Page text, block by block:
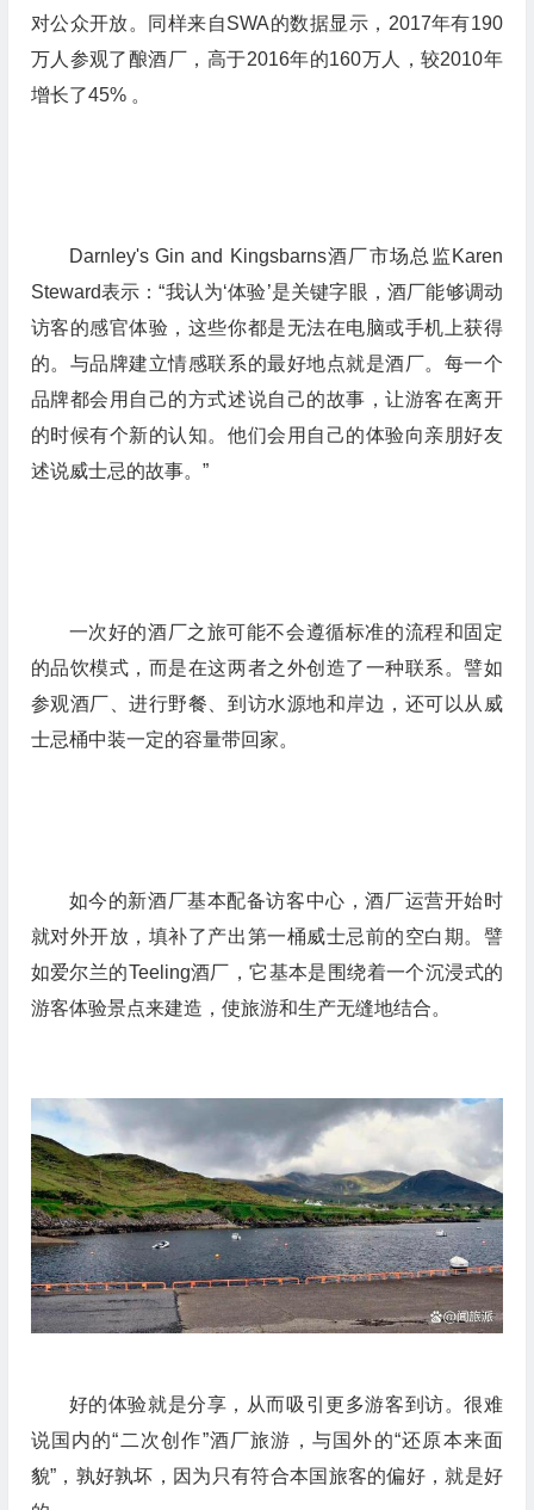
对公众开放。同样来自SWA的数据显示，2017年有190
万人参观了酿酒厂，高于2016年的160万人，较2010年
增长了45% 。
Darnley's Gin and Kingsbarns酒厂市场总监Karen
Steward表示：“我认为‘体验’是关键字眼，酒厂能够调动
访客的感官体验，这些你都是无法在电脑或手机上获得
的。与品牌建立情感联系的最好地点就是酒厂。每一个
品牌都会用自己的方式述说自己的故事，让游客在离开
的时候有个新的认知。他们会用自己的体验向亲朋好友
述说威士忌的故事。”
一次好的酒厂之旅可能不会遵循标准的流程和固定
的品饮模式，而是在这两者之外创造了一种联系。譬如
参观酒厂、进行野餐、到访水源地和岸边，还可以从威
士忌桶中装一定的容量带回家。
如今的新酒厂基本配备访客中心，酒厂运营开始时
就对外开放，填补了产出第一桶威士忌前的空白期。譬
如爱尔兰的Teeling酒厂，它基本是围绕着一个沉浸式的
游客体验景点来建造，使旅游和生产无缝地结合。
好的体验就是分享，从而吸引更多游客到访。很难
说国内的“二次创作”酒厂旅游，与国外的“还原本来面
貌”，孰好孰坏，因为只有符合本国旅客的偏好，就是好